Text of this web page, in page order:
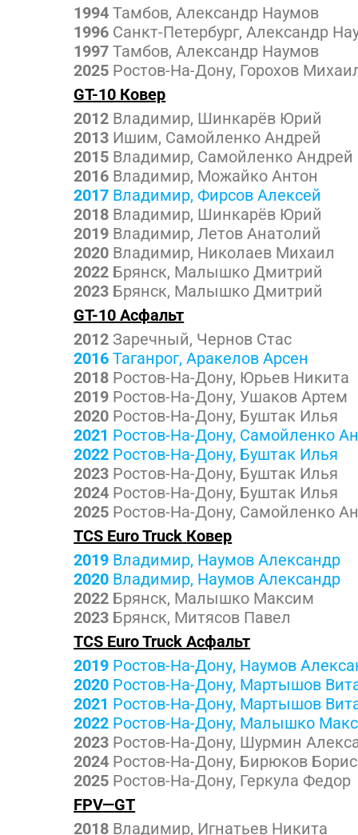
1994 Тамбов, Александр Наумов
1996 Санкт-Петербург, Александр
1997 Тамбов, Александр Наумов
2025 Ростов-На-Дону, Горохов
GT-10 Ковер
2012 Владимир, Шинкарёв Юрий
2013 Ишим, Самойленко Андрей
2015 Владимир, Самойленко Андрей
2016 Владимир, Можайко Антон
2017 Владимир, Фирсов Алексей
2018 Владимир, Шинкарёв Юрий
2019 Владимир, Летов Анатолий
2020 Владимир, Николаев Михаил
2022 Брянск, Малышко Дмитрий
2023 Брянск, Малышко Дмитрий
GT-10 Асфальт
2012 Заречный, Чернов Стас
2016 Таганрог, Аракелов Арсен
2018 Ростов-На-Дону, Юрьев Никита
2019 Ростов-На-Дону, Ушаков Артем
2020 Ростов-На-Дону, Буштак Илья
2021 Ростов-На-Дону, Самойленко
2022 Ростов-На-Дону, Буштак Илья
2023 Ростов-На-Дону, Буштак Илья
2024 Ростов-На-Дону, Буштак Илья
2025 Ростов-На-Дону, Самойленко
TCS Euro Truck Ковер
2019 Владимир, Наумов Александр
2020 Владимир, Наумов Александр
2022 Брянск, Малышко Максим
2023 Брянск, Митясов Павел
TCS Euro Truck Асфальт
2019 Ростов-На-Дону, Наумов
2020 Ростов-На-Дону, Мартышов
2021 Ростов-На-Дону, Мартышов
2022 Ростов-На-Дону, Малышко
2023 Ростов-На-Дону, Шурмин
2024 Ростов-На-Дону, Бирюков Борис
2025 Ростов-На-Дону, Геркула Федор
FPV—GT
2018 Владимир, Игнатьев Никита